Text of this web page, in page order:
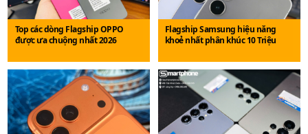
Top các dòng Flagship OPPO
được ưa chuộng nhất 2026
Flagship Samsung hiệu năng
khoẻ nhất phân khúc 10 Triệu